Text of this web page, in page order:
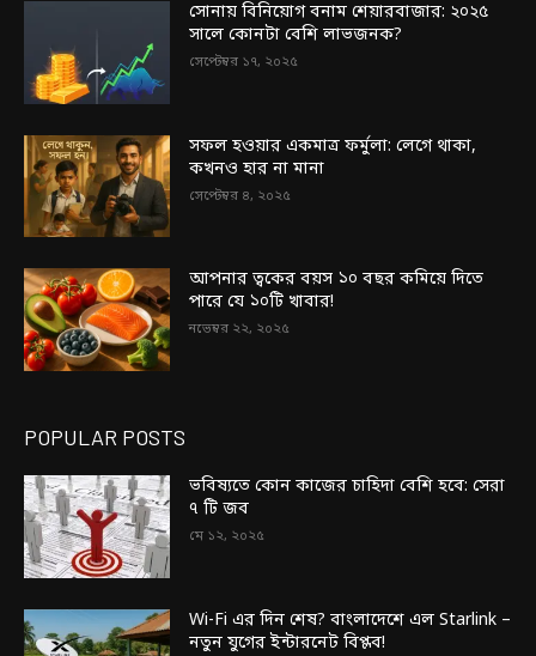
সোনায় বিনিয়োগ বনাম শেয়ারবাজার: ২০২৫
সালে কোনটা বেশি লাভজনক?
সেপ্টেম্বর ১৭, ২০২৫
সফল হওয়ার একমাত্র ফর্মুলা: লেগে থাকা,
কখনও হার না মানা
সেপ্টেম্বর ৪, ২০২৫
আপনার ত্বকের বয়স ১০ বছর কমিয়ে দিতে
পারে যে ১০টি খাবার!
নভেম্বর ২২, ২০২৫
POPULAR POSTS
ভবিষ্যতে কোন কাজের চাহিদা বেশি হবে: সেরা
৭ টি জব
মে ১২, ২০২৫
Wi-Fi এর দিন শেষ? বাংলাদেশে এল Starlink –
নতুন যুগের ইন্টারনেট বিপ্লব!